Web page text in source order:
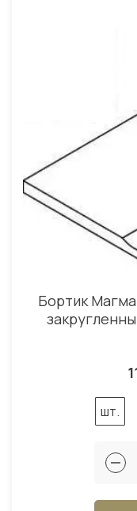
Бортик
шт.